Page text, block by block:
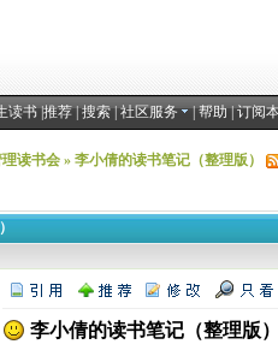
读书|推荐|搜索|社区服务 |帮助|订阅
读书会» 李小倩的读书笔记（整理版）
李小倩的读书笔记（整理版